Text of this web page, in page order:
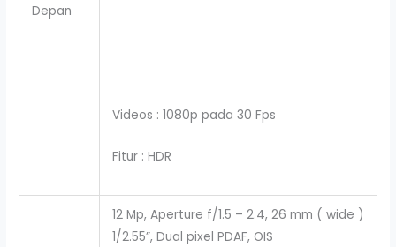
Depan
Videos : 1080p pada 30 Fps
Fitur : HDR
12 Mp, Aperture f/1.5 – 2.4, 26 mm ( wide )
1/2.55”, Dual pixel PDAF, OIS